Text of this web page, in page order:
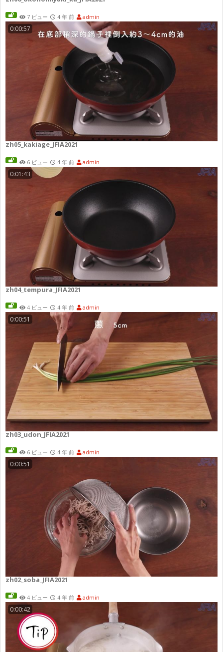
7 ビュー 4 年 前 admin
0:00:57
zh05_kakiage_JFIA2021
6 ビュー 4 年 前 admin
0:01:43
zh04_tempura_JFIA2021
4 ビュー 4 年 前 admin
0:00:51
zh03_udon_JFIA2021
6 ビュー 4 年 前 admin
0:00:51
zh02_soba_JFIA2021
4 ビュー 4 年 前 admin
0:00:42